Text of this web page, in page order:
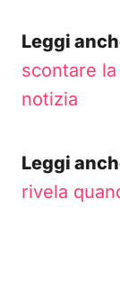
Leggi
scontare
notizia
Leggi
rivela